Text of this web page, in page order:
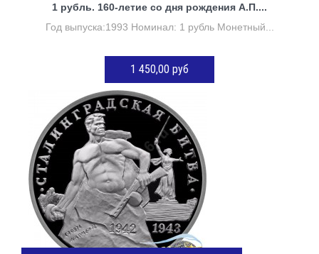
1 рубль. 160-летие со дня рождения А.П....
Год выпуска:1993 Номинал: 1 рубль Монетный...
1 450,00 руб
Нет в наличии